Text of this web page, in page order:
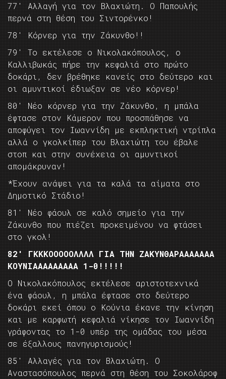
77′ Αλλαγή για τον Βλαχιώτη. Ο Παπουλής
περνά στη θέση του Σιντορένκο!
78′ Κόρνερ για την Ζάκυνθο!!
79′ Το εκτέλεσε ο Νικολακόπουλος, ο
Καλλιβωκάς πήρε την κεφαλιά στο πρώτο
δοκάρι, δεν βρέθηκε κανείς στο δεύτερο και
οι αμυντικοί έδιωξαν σε νέο κόρνερ!
80′ Νέο κόρνερ για την Ζάκυνθο, η μπάλα
έφτασε στον Κάμερον που προσπάθησε να
αποφύγει τον Ιωαννίδη με εκπληκτική ντρίπλα
αλλά ο γκολκίπερ του Βλαχιώτη του έβαλε
στοπ και στην συνέχεια οι αμυντικοί
απομάκρυναν!
*Έχουν ανάψει για τα καλά τα αίματα στο
Δημοτικό Στάδιο!
81′ Νέο φάουλ σε καλό σημείο για την
Ζάκυνθο που πιέζει προκειμένου να φτάσει
στο γκολ!
82′ ΓΚΚΚΟΟΟΟΟΛΛΛΛ ΓΙΑ ΤΗΝ ΖΑΚΥΝΘΑΡΑΑΑΑΑΑΑ
ΚΟΥΝΙΑΑΑΑΑΑΑΑΑ 1-0!!!!!
Ο Νικολακόπουλος εκτέλεσε αριστοτεχνικά
ένα φάουλ, η μπάλα έφτασε στο δεύτερο
δοκάρι εκεί όπου ο Κούνια έκανε την κίνηση
και με καρφωτή κεφαλιά νίκησε τον Ιωαννίδη
γράφοντας το 1-0 υπέρ της ομάδας του μέσα
σε έξαλλους πανηγυρισμούς!
85′ Αλλαγές για τον Βλαχιώτη. Ο
Αναστασόπουλος περνά στη θέση του Σοκολάροφ